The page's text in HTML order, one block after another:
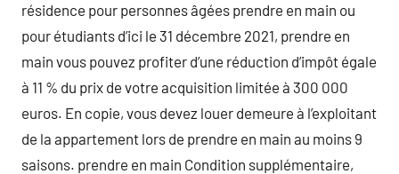
résidence pour personnes âgées prendre en main ou
pour étudiants d’ici le 31 décembre 2021, prendre en
main vous pouvez profiter d’une réduction d’impôt égale
à 11 % du prix de votre acquisition limitée à 300 000
euros. En copie, vous devez louer demeure à l’exploitant
de la appartement lors de prendre en main au moins 9
saisons. prendre en main Condition supplémentaire,